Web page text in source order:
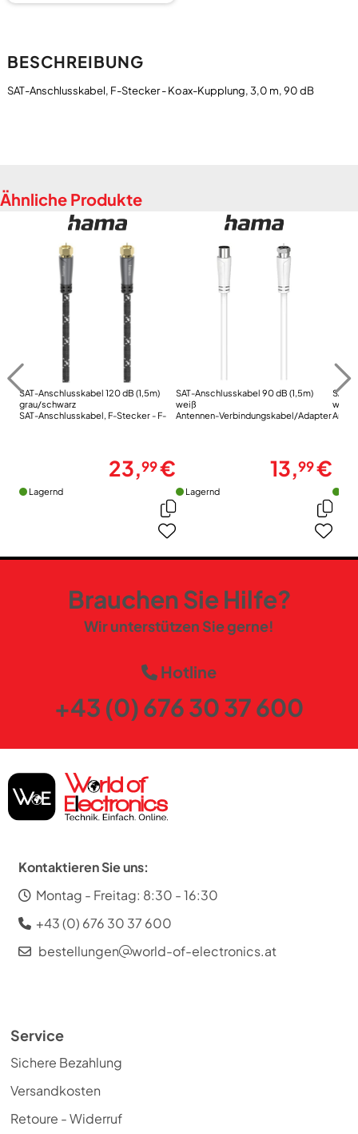
BESCHREIBUNG
SAT-Anschlusskabel, F-Stecker - Koax-Kupplung, 3,0 m, 90 dB
Ähnliche Produkte
SAT-Anschlusskabel 120 dB (1,5m)
grau/schwarz
SAT-Anschlusskabel, F-Stecker - F-
23,99€
Lagernd
SAT-Anschlusskabel 90 dB (1,5m)
weiß
Antennen-Verbindungskabel/Adapter
13,99€
Lagernd
SAT-
weiß
Brauchen Sie Hilfe?
Wir unterstützen Sie gerne!
Hotline
+43 (0) 676 30 37 600
Kontaktieren Sie uns:
Montag - Freitag: 8:30 - 16:30
+43 (0) 676 30 37 600
bestellungen
world-of-electronics.at
Service
Sichere Bezahlung
Versandkosten
Retoure - Widerruf